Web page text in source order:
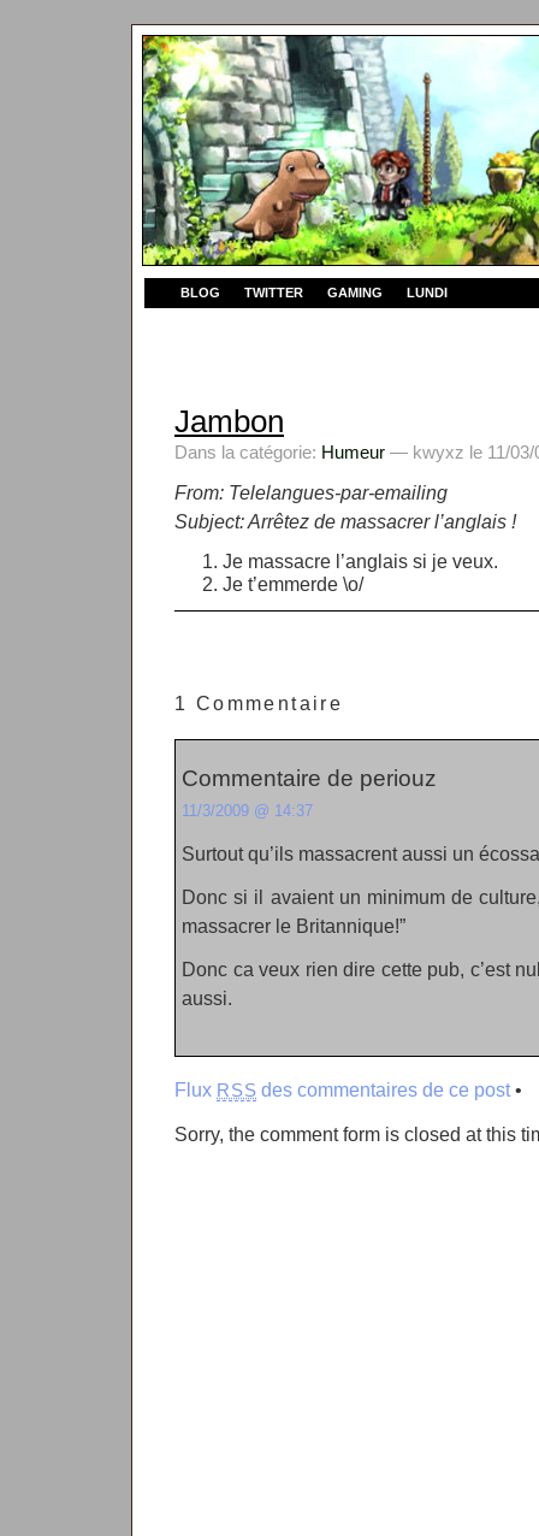
BLOG TWITTER GAMING LUNDI
Jambon
Dans la catégorie: Humeur — kwyxz le 11/03/
From: Telelangues-par-emailing
Subject: Arrêtez de massacrer l’anglais !
Je massacre l’anglais si je veux.
Je t’emmerde \o/
1 Commentaire
Commentaire de periouz
11/3/2009 @ 14:37
Surtout qu’ils massacrent aussi un
Donc si il avaient un minimum de
massacrer le Britannique!”
Donc ca veux rien dire cette pub, c’est
aussi.
Flux RSS des commentaires de ce post•
Sorry, the comment form is closed at this